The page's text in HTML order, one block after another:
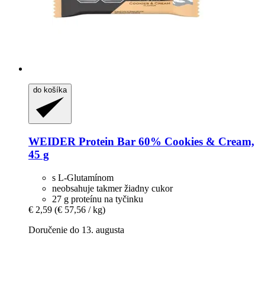
do košíka
WEIDER Protein Bar 60% Cookies & Cream,
45 g
s L-Glutamínom
neobsahuje takmer žiadny cukor
27 g proteínu na tyčinku
€ 2,59 (€ 57,56 / kg)
Doručenie do 13. augusta